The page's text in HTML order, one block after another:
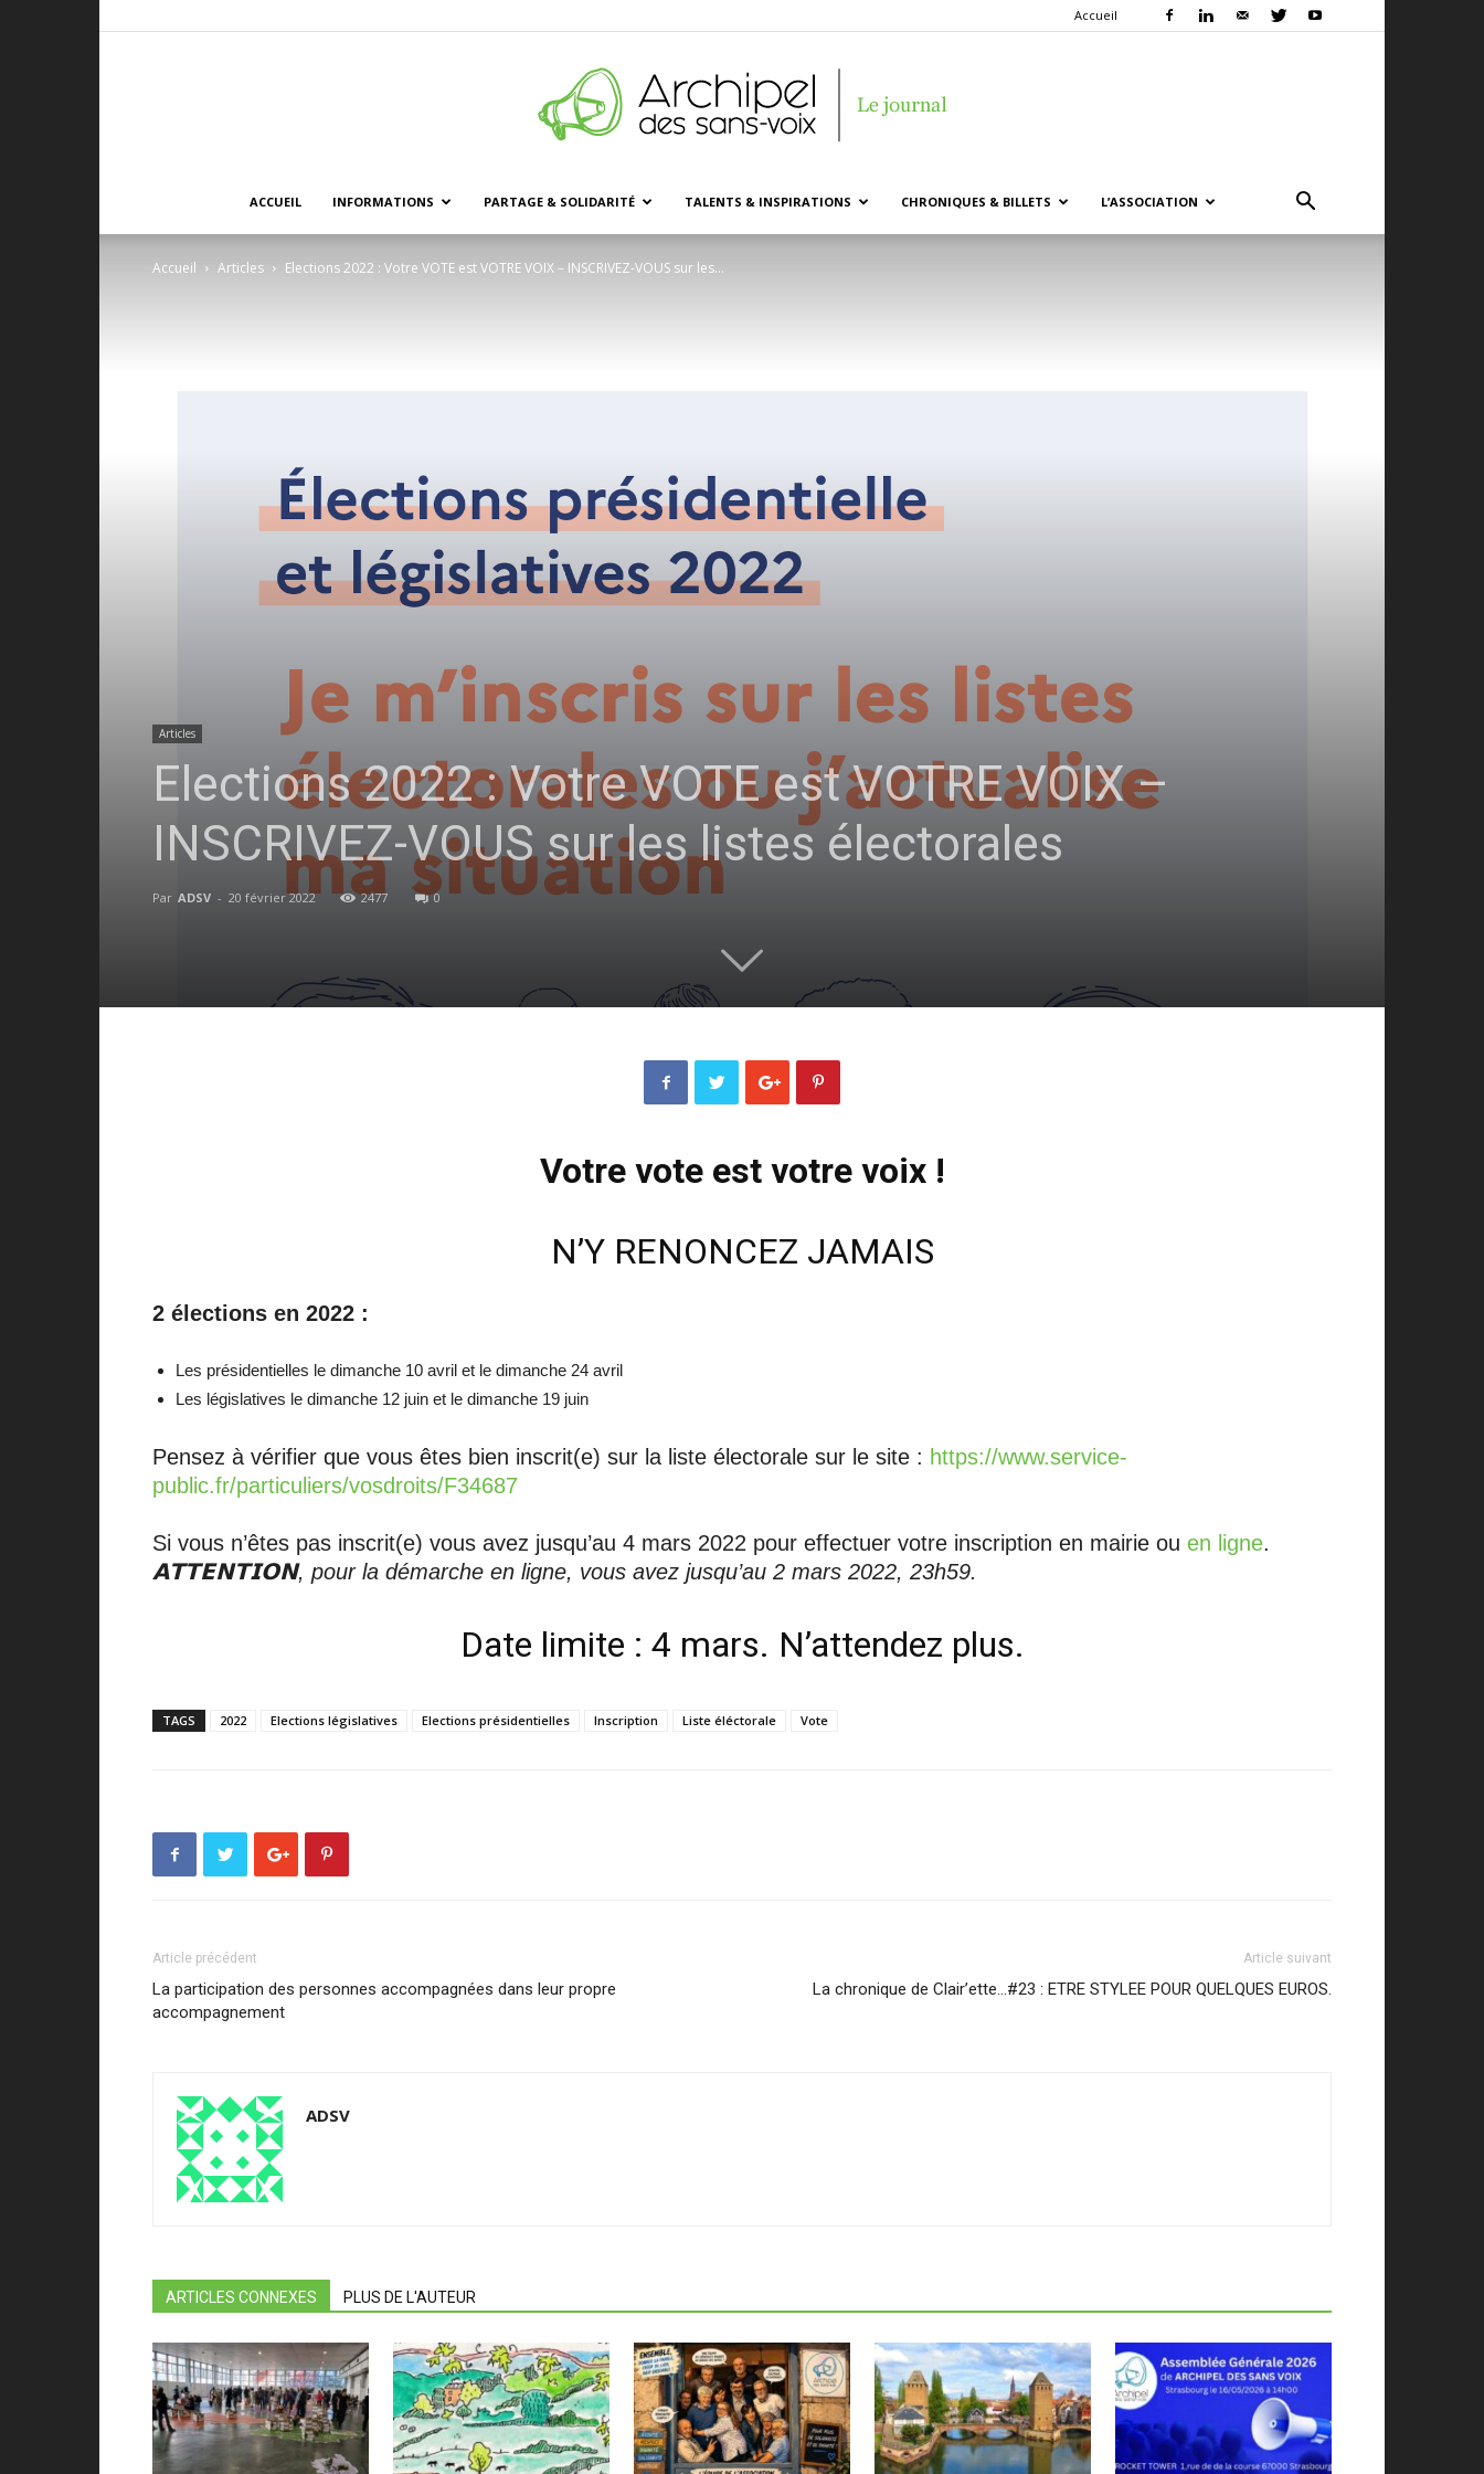
Accueil
sans-
ACCUEIL INFORMATIONS PARTAGE & SOLIDARITÉ TALENTS & INSPIRATIONS CHRONIQUES & BILLETS L’ASSOCIATION
Accueil Articles Elections 2022 : Votre VOTE est VOTRE VOIX – INSCRIVEZ-VOUS sur les...
Articles
Elections 2022 : Votre VOTE est VOTRE VOIX –
INSCRIVEZ-VOUS sur les listes électorales
Par ADSV - 20 février 2022 2477 0
Votre vote est votre voix !
N’Y RENONCEZ JAMAIS
2 élections en 2022 :
Les présidentielles le dimanche 10 avril et le dimanche 24 avril
Les législatives le dimanche 12 juin et le dimanche 19 juin
Pensez à vérifier que vous êtes bien inscrit(e) sur la liste électorale sur le site : https://www.service-
public.fr/particuliers/vosdroits/F34687
Si vous n’êtes pas inscrit(e) vous avez jusqu’au 4 mars 2022 pour effectuer votre inscription en mairie ou en ligne.
𝗔𝗧𝗧𝗘𝗡𝗧𝗜𝗢𝗡, pour la démarche en ligne, vous avez jusqu’au 2 mars 2022, 23h59.
Date limite : 4 mars. N’attendez plus.
TAGS 2022 Elections législatives Elections présidentielles Inscription Liste éléctorale Vote
Article précédent
La participation des personnes accompagnées dans leur propre
accompagnement
Article suivant
La chronique de Clair’ette…#23 : ETRE STYLEE POUR QUELQUES EUROS.
ADSV
ARTICLES CONNEXES PLUS DE L'AUTEUR